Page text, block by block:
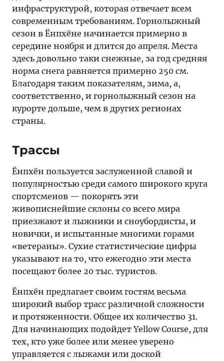
инфраструктурой, которая отвечает всем
современным требованиям. Горнолыжный
сезон в Ёнпхёне начинается примерно в
середине ноября и длится до апреля. Места
здесь довольно таки снежные, за год средняя
норма снега равняется примерно 250 см.
Благодаря таким показателям, зима, а,
соответственно, и горнолыжный сезон на
курорте дольше, чем в других регионах
страны.
Трассы
Ёнпхён пользуется заслуженной славой и
популярностью среди самого широкого круга
спортсменов — покорять эти
живописнейшие склоны со всего мира
приезжают и лыжники и сноубордисты, и
новички, и испытанные многими горами
«ветераны». Сухие статистические цифры
указывают на то, что ежегодно эти места
посещают более 20 тыс. туристов.
Ёнпхён предлагает своим гостям весьма
широкий выбор трасс различной сложности
и протяженности. Общее их количество 31.
Для начинающих подойдет Yellow Course, для
тех, кто уже более или менее уверено
управляется с лыжами или доской